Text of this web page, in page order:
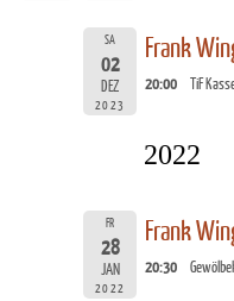
SA
02
DEZ
2023
Frank
20:00 TiF
2022
FR
28
JAN
2022
Frank
20:30